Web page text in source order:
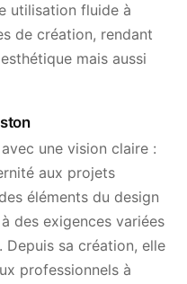
utilisation fluide à
de création, rendant
mais aussi
une vision claire :
aux projets
éléments du design
des exigences variées
Depuis sa création, elle
professionnels à